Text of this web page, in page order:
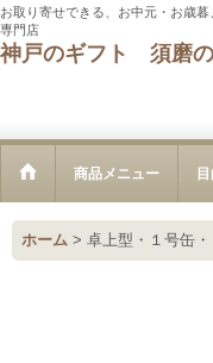
お取り寄せできる、お中元・お歳
専門店
神戸のギフト 須磨
商品メニュー
ホーム > 卓上型・１号缶